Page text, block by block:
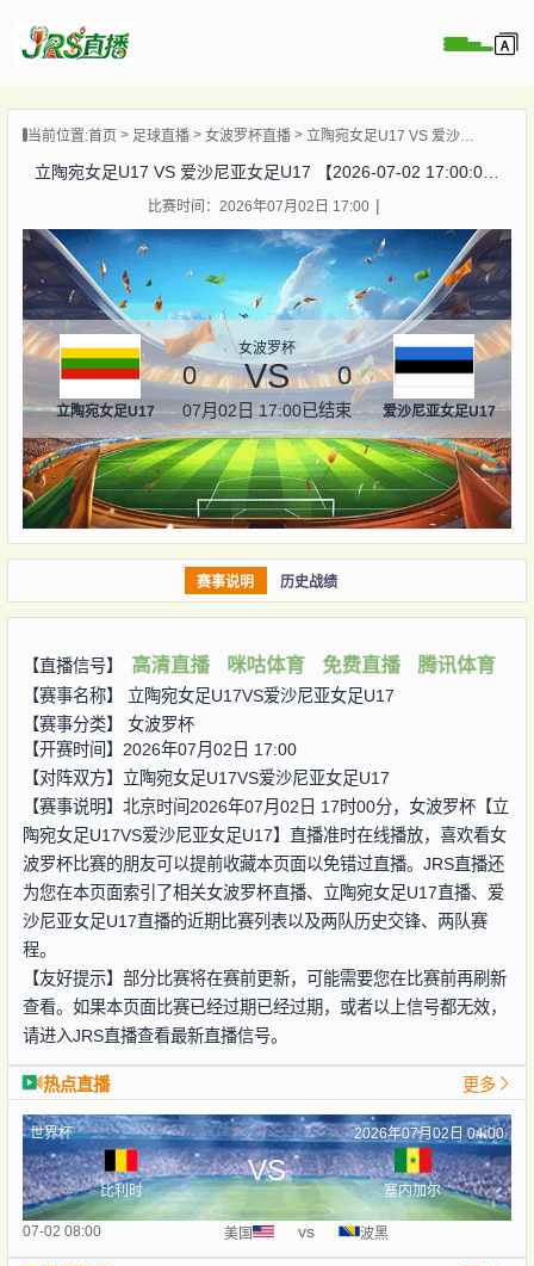
播
播
像
讯
直播
当前位置:首页 足球直播 女波罗杯直播 立陶宛女足U17 VS 爱沙尼亚女足U17 【2026-07-02 17:00:00】
立陶宛女足U17 VS 爱沙尼亚女足U17 【2026-07-02 17:00:00】
比赛时间：2026年07月02日 17:00
立陶宛女足U17
女波罗杯
0 VS 0
07月02日 17:00已结束 爱沙尼亚女足U17
赛事说明 历史战绩
【直播信号】 高清直播 咪咕体育 免费直播 腾讯体育
【赛事名称】 立陶宛女足U17VS爱沙尼亚女足U17
【赛事分类】 女波罗杯
【开赛时间】2026年07月02日 17:00
【对阵双方】 立陶宛女足U17VS爱沙尼亚女足U17
【赛事说明】北京时间2026年07月02日 17时00分，女波罗杯【立
陶宛女足U17VS爱沙尼亚女足U17】直播准时在线播放，喜欢看女
波罗杯比赛的朋友可以提前收藏本页面以免错过直播。JRS直播还
为您在本页面索引了相关女波罗杯直播、立陶宛女足U17直播、爱
沙尼亚女足U17直播的近期比赛列表以及两队历史交锋、两队赛
程。
【友好提示】部分比赛将在赛前更新，可能需要您在比赛前再刷新
查看。如果本页面比赛已经过期已经过期，或者以上信号都无效，
请进入JRS直播查看最新直播信号。
热点直播 更多
世界杯 2026年07月02日 04:00
比利时
VS
塞内加尔
07-02 08:00 美国 vs 波黑